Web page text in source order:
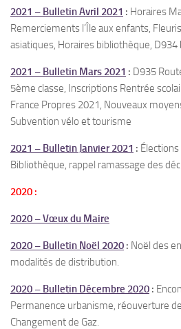
2021 – Bulletin Avril 2021 : Horaires
Remerciements l’Île aux enfants,
asiatiques, Horaires bibliothèque, D934
2021 – Bulletin Mars 2021 : D935
5ème classe, Inscriptions Rentrée
France Propres 2021, Nouveaux
Subvention vélo et tourisme
2021 – Bulletin Janvier 2021 :
Bibliothèque, rappel ramassage des
2020 :
2020 – Vœux du Maire
2020 – Bulletin Noël 2020 : Noël des
modalités de distribution.
2020 – Bulletin Décembre 2020 :
Permanence urbanisme, réouverture
Changement de Gaz.